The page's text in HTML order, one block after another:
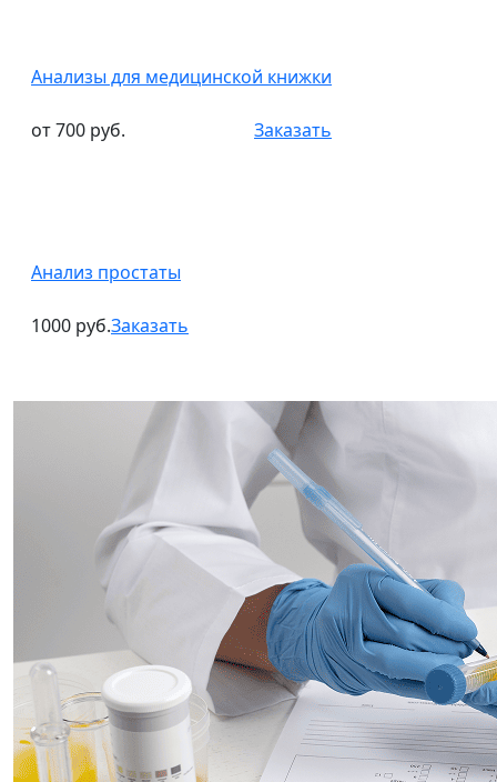
Анализы для медицинской книжки
от 700 руб. Заказать
Анализ простаты
1000 руб.Заказать